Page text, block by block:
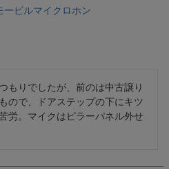
ビルマイクロホン
もりでしたが、前のは中古譲り
ので、ドアステップの下にキツ
労。マイクはピラーパネル外せ